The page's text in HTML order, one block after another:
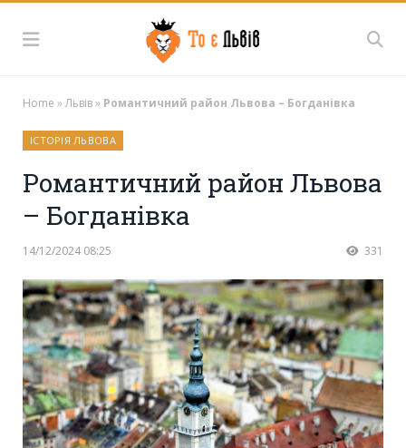
Home »Львів» Романтичний район Львова – Богданівка
ІСТОРІЯ ЛЬВОВА
Романтичний район Львова
– Богданівка
14/12/2024 08:25 331